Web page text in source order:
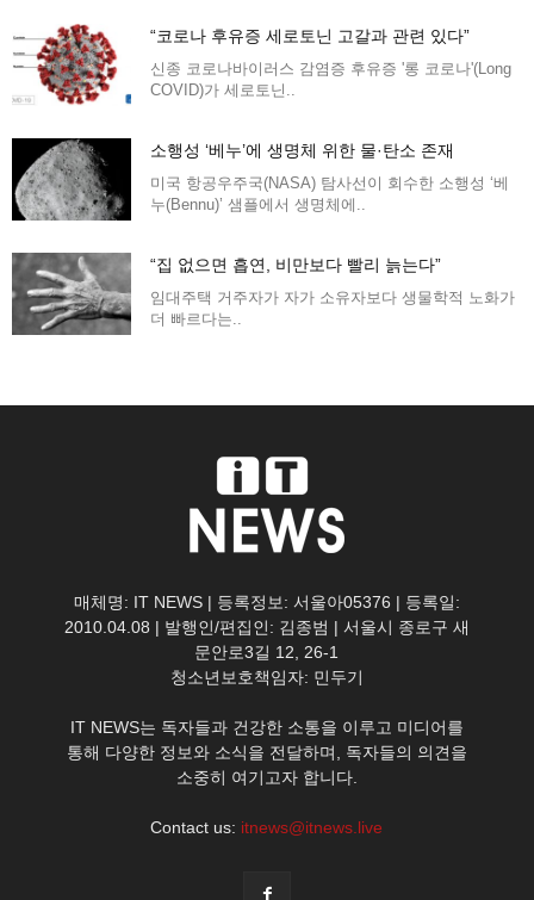
“코로나 후유증 세로토닌 고갈과 관련 있다”
신종 코로나바이러스 감염증 후유증 '롱 코로나'(Long
COVID)가 세로토닌..
소행성 ‘베누’에 생명체 위한 물·탄소 존재
미국 항공우주국(NASA) 탐사선이 회수한 소행성 ‘베
누(Bennu)’ 샘플에서 생명체에..
“집 없으면 흡연, 비만보다 빨리 늙는다”
임대주택 거주자가 자가 소유자보다 생물학적 노화가
더 빠르다는..
매체명: IT NEWS | 등록정보: 서울아05376 | 등록일:
2010.04.08 | 발행인/편집인: 김종범 | 서울시 종로구 새
문안로3길 12, 26-1
청소년보호책임자: 민두기
IT NEWS는 독자들과 건강한 소통을 이루고 미디어를
통해 다양한 정보와 소식을 전달하며, 독자들의 의견을
소중히 여기고자 합니다.
Contact us: itnews@itnews.live